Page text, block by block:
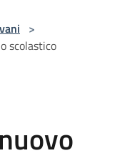
>
scolastico